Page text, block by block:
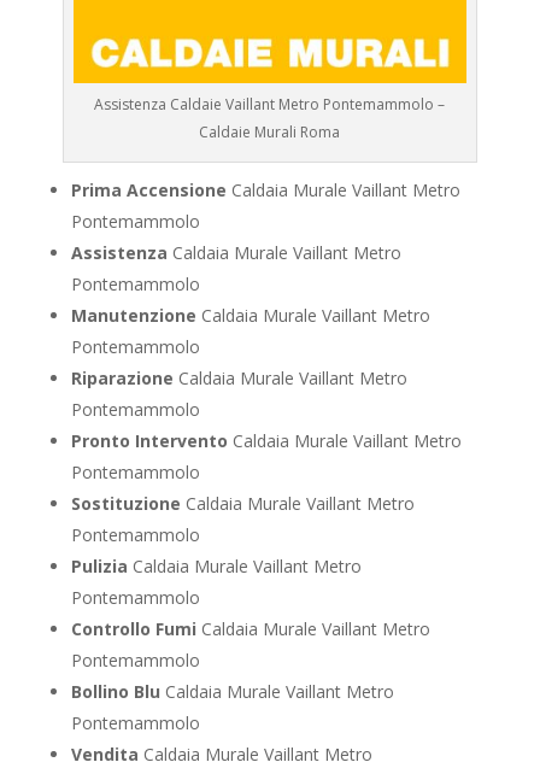
Assistenza Caldaie Vaillant Metro Pontemammolo –
Caldaie Murali Roma
Prima Accensione Caldaia Murale Vaillant Metro
Pontemammolo
Assistenza Caldaia Murale Vaillant Metro
Pontemammolo
Manutenzione Caldaia Murale Vaillant Metro
Pontemammolo
Riparazione Caldaia Murale Vaillant Metro
Pontemammolo
Pronto Intervento Caldaia Murale Vaillant Metro
Pontemammolo
Sostituzione Caldaia Murale Vaillant Metro
Pontemammolo
Pulizia Caldaia Murale Vaillant Metro
Pontemammolo
Controllo Fumi Caldaia Murale Vaillant Metro
Pontemammolo
Bollino Blu Caldaia Murale Vaillant Metro
Pontemammolo
Vendita Caldaia Murale Vaillant Metro